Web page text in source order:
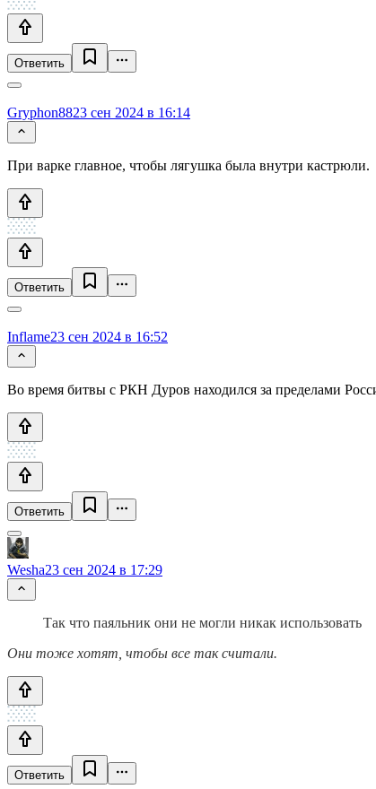
Ответить
Gryphon8823 сен 2024 в 16:14
При варке главное, чтобы лягушка была внутри кастрюли.
Ответить
Inflame23 сен 2024 в 16:52
Во время битвы с РКН Дуров находился за пределами
Ответить
Wesha23 сен 2024 в 17:29
Так что паяльник они не могли никак использовать
Они тоже хотят, чтобы все так считали.
Ответить